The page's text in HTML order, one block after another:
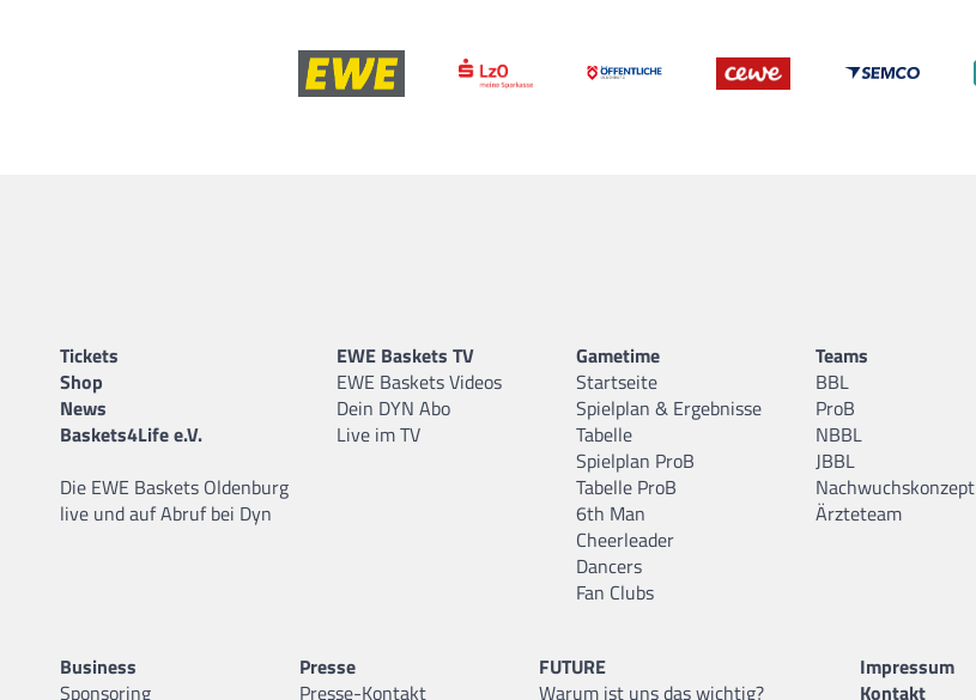
Tickets
Shop
News
Baskets4Life e.V.
Die EWE Baskets Oldenburg
live und auf Abruf bei Dyn
EWE Baskets TV
EWE Baskets Videos
Dein DYN Abo
Live im TV
Gametime
Startseite
Spielplan & Ergebnisse
Tabelle
Spielplan ProB
Tabelle ProB
6th Man
Cheerleader
Dancers
Fan Clubs
Teams
BBL
ProB
NBBL
JBBL
Nachwuchskonzept
Ärzteteam
Business
Sponsoring
Presse
Presse-Kontakt
FUTURE
Warum ist uns das wichtig?
Impressum
Kontakt